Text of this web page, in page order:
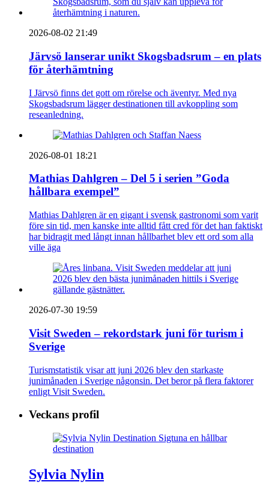
2026-08-02 21:49
Järvsö lanserar unikt Skogsbadsrum – en plats
för återhämtning
I Järvsö finns det gott om rörelse och äventyr. Med nya
Skogsbadsrum lägger destinationen till avkoppling som
reseanledning.
2026-08-01 18:21
Mathias Dahlgren – Del 5 i serien ”Goda
hållbara exempel”
Mathias Dahlgren är en gigant i svensk gastronomi som varit
före sin tid, men kanske inte alltid fått cred för det han faktiskt
har bidragit med långt innan hållbarhet blev ett ord som alla
ville äga
2026-07-30 19:59
Visit Sweden – rekordstark juni för turism i
Sverige
Turismstatistik visar att juni 2026 blev den starkaste
junimånaden i Sverige någonsin. Det beror på flera faktorer
enligt Visit Sweden.
Veckans profil
Sylvia Nylin